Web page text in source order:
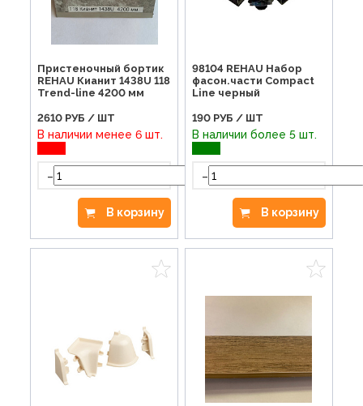
Пристеночный бортик
REHAU Кианит 1438U 118
Trend-line 4200 мм
2610 РУБ / ШТ
В наличии менее 6 шт.
-
В корзину
98104 REHAU Набор
фасон.части Compact
Line черный
190 РУБ / ШТ
В наличии более 5 шт.
-
В корзину